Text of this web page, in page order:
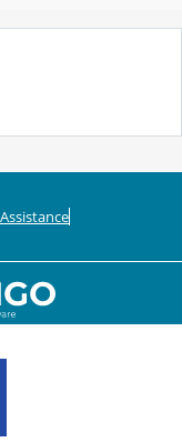
Assistance